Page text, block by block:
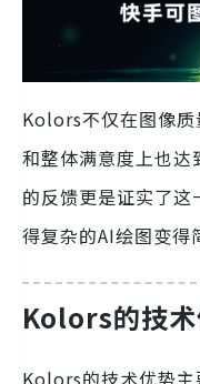
Kolors不仅在图像质
和整体满意度上也达
的反馈更是证实了
得复杂的AI绘图变得
Kolors的技
Kolors的技术优势主